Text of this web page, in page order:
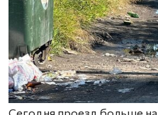
Сегодня проезд больше